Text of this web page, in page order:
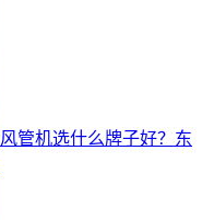
风管机选什么牌子好？东